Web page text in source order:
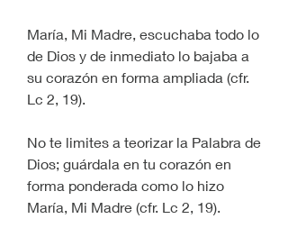
María, Mi Madre, escuchaba todo lo
de Dios y de inmediato lo bajaba a
su corazón en forma ampliada (cfr.
Lc 2, 19).
No te limites a teorizar la Palabra de
Dios; guárdala en tu corazón en
forma ponderada como lo hizo
María, Mi Madre (cfr. Lc 2, 19).